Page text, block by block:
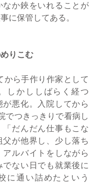
なか鋏をいれることが
に保管してある。
りこむ
しかししばらく経つ
が悪化。入院してから
でつきっきりで看病し
「だんだん仕事もこな
父が他界し、少し落ち
ルバイトをしながら
ない日でも就業後に
に通い詰めたという